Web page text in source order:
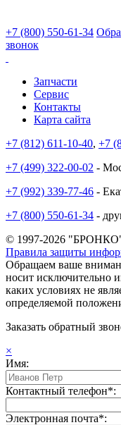
+7 (800) 550-61-34
звонок
Запчасти
Сервис
Контакты
Карта сайта
+7 (812) 611-10-40, +7
+7 (499) 322-00-02 -
+7 (992) 339-77-46 -
+7 (800) 550-61-34 -
© 1997-2026
Правила защиты
Обращаем ваше
носит исключительно
каких условиях не
определяемой
Заказать обратный
×
Имя:
Контактный телефон*:
Электронная почта*: